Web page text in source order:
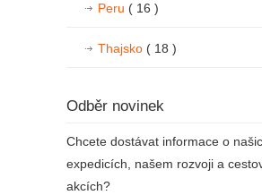
Peru ( 16 )
Thajsko ( 18 )
Odběr novinek
Chcete dostávat informace o
expedicích, našem rozvoji a
akcích?